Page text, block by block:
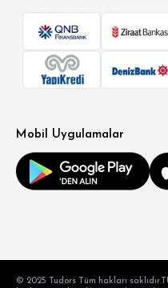
Mobil Uygulamalar
© 2025 Tudors Tüm hakları